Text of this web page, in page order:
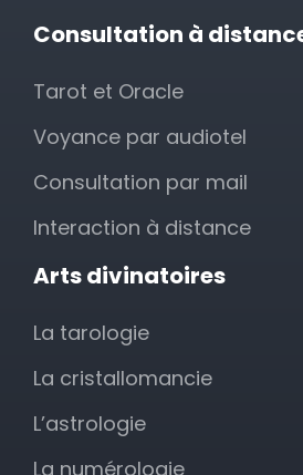
Consultation à
Tarot et Oracle
Voyance par audiotel
Consultation par mail
Interaction à distance
Arts divinatoires
La tarologie
La cristallomancie
L’astrologie
La numérologie